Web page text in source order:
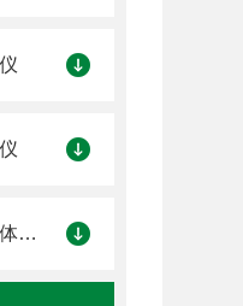
细胞核荧光染色牛奶体细胞计数仪